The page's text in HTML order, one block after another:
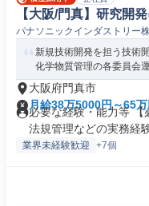
【大阪/門真】研究開
パナソニックインダストリー
新規技術開発を担う技術
化学物質管理の各委員会
大阪府門真市
月給38万5000円～65
必要な経験・能力等 【
法規管理などの実務経
業界未経験歓迎 +7個